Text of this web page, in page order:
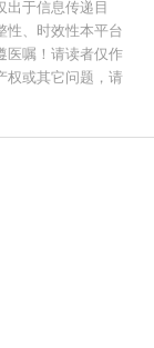
出于信息传递目
性、时效性本平台
医嘱！请读者仅作
权或其它问题，请